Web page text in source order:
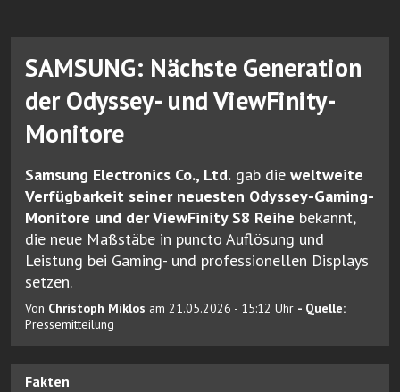
SAMSUNG: Nächste Generation
der Odyssey- und ViewFinity-
Monitore
Samsung Electronics Co., Ltd. gab die weltweite
Verfügbarkeit seiner neuesten Odyssey-Gaming-
Monitore und der ViewFinity S8 Reihe bekannt,
die neue Maßstäbe in puncto Auflösung und
Leistung bei Gaming- und professionellen Displays
setzen.
Von Christoph Miklos am 21.05.2026 - 15:12 Uhr - Quelle:
Pressemitteilung
Fakten